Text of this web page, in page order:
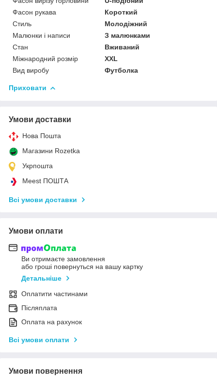
Фасон рукава
Короткий
Стиль
Молодіжний
Малюнки і написи
З малюнками
Стан
Вживаний
Міжнародний розмір
XXL
Вид виробу
Футболка
Приховати
Умови доставки
Нова Пошта
Магазини Rozetka
Укрпошта
Meest ПОШТА
Всі умови доставки
Умови оплати
Ви отримаєте замовлення
або гроші повернуться на вашу картку
Детальніше
Оплатити частинами
Післяплата
Оплата на рахунок
Всі умови оплати
Умови повернення